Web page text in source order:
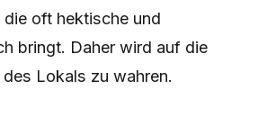
die oft hektische und
bringt. Daher wird auf die
Lokals zu wahren.